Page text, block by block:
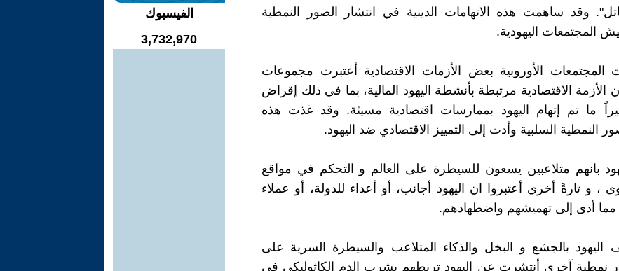
وقد ساهمت هذه الاتهامات الدينية في انتشار الصور النمطية
المجتمعات اليهودية.
المجتمعات الأوروبية بعض الأزمات الاقتصادية أعتبرت مجموعات
الأزمة الاقتصادية مرتبطة بأنشطة اليهود المالية، بما في ذلك إقراض
ما تم إتهام اليهود بممارسات اقتصادية مسيئة. وقد غذت هذه
النمطية السلبية وأدت إلى التمييز الاقتصادي ضد اليهود.
بانهم متلاعبين يسعون للسيطرة على العالم و التحكم في مواقع
، و تارةً أخري أعتبروا ان اليهود أجانب، أو أعداء للدولة، أو عملاء
مما أدى إلى تهميشهم واضطهادهم.
بالجشع و البخل والذكاء المتلاعب والسيطرة السرية على
نمطية آخرى أنتشرت عن اليهود تربطهم بشرب الدم الكاثوليكي في
الفيسبوك
3,732,970